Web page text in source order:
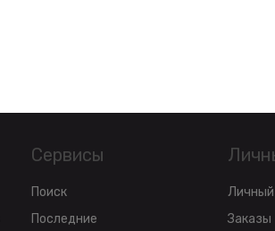
Сервисы
Поиск
Последние
Личный
Заказы